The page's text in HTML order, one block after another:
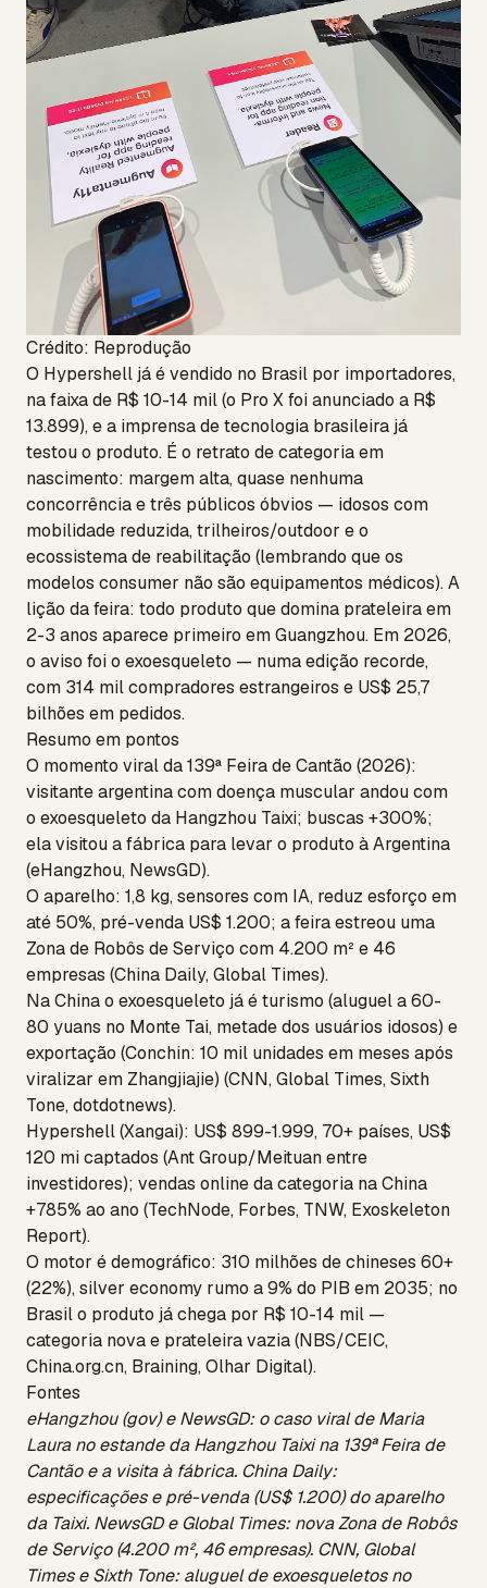
Crédito: Reprodução
O Hypershell já é vendido no Brasil por importadores,
na faixa de R$ 10-14 mil (o Pro X foi anunciado a R$
13.899), e a imprensa de tecnologia brasileira já
testou o produto. É o retrato de categoria em
nascimento: margem alta, quase nenhuma
concorrência e três públicos óbvios — idosos com
mobilidade reduzida, trilheiros/outdoor e o
ecossistema de reabilitação (lembrando que os
modelos consumer não são equipamentos médicos). A
lição da feira: todo produto que domina prateleira em
2-3 anos aparece primeiro em Guangzhou. Em 2026,
o aviso foi o exoesqueleto — numa edição recorde,
com 314 mil compradores estrangeiros e US$ 25,7
bilhões em pedidos.
Resumo em pontos
O momento viral da 139ª Feira de Cantão (2026):
visitante argentina com doença muscular andou com
o exoesqueleto da Hangzhou Taixi; buscas +300%;
ela visitou a fábrica para levar o produto à Argentina
(eHangzhou, NewsGD).
O aparelho: 1,8 kg, sensores com IA, reduz esforço em
até 50%, pré-venda US$ 1.200; a feira estreou uma
Zona de Robôs de Serviço com 4.200 m² e 46
empresas (China Daily, Global Times).
Na China o exoesqueleto já é turismo (aluguel a 60-
80 yuans no Monte Tai, metade dos usuários idosos) e
exportação (Conchin: 10 mil unidades em meses após
viralizar em Zhangjiajie) (CNN, Global Times, Sixth
Tone, dotdotnews).
Hypershell (Xangai): US$ 899-1.999, 70+ países, US$
120 mi captados (Ant Group/Meituan entre
investidores); vendas online da categoria na China
+785% ao ano (TechNode, Forbes, TNW, Exoskeleton
Report).
O motor é demográfico: 310 milhões de chineses 60+
(22%), silver economy rumo a 9% do PIB em 2035; no
Brasil o produto já chega por R$ 10-14 mil —
categoria nova e prateleira vazia (NBS/CEIC,
China.org.cn, Braining, Olhar Digital).
Fontes
eHangzhou (gov) e NewsGD: o caso viral de Maria
Laura no estande da Hangzhou Taixi na 139ª Feira de
Cantão e a visita à fábrica. China Daily:
especificações e pré-venda (US$ 1.200) do aparelho
da Taixi. NewsGD e Global Times: nova Zona de Robôs
de Serviço (4.200 m², 46 empresas). CNN, Global
Times e Sixth Tone: aluguel de exoesqueletos no